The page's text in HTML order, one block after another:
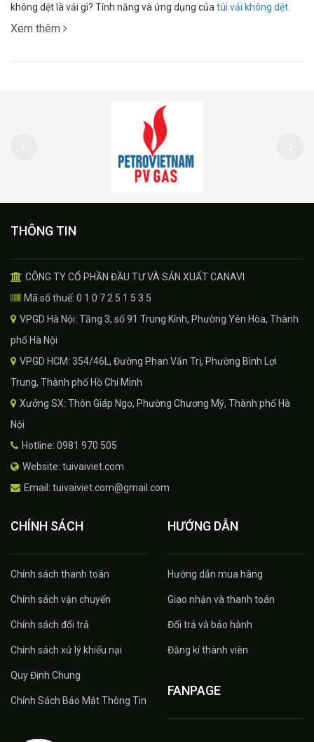
không dệt là vải gì? Tính năng và ứng dụng của túi vải không dệt
Xem thêm
THÔNG TIN
CÔNG TY CỔ PHẦN ĐẦU TƯ VÀ SẢN XUẤT CANAVI
Mã số thuế: 0 1 0 7 2 5 1 5 3 5
VPGD Hà Nội: Tầng 3, số 91 Trung Kính, Phường Yên Hòa, Thành
phố Hà Nội
VPGD HCM: 354/46L, Đường Phan Văn Trị, Phường Bình Lợi
Trung, Thành phố Hồ Chí Minh
Xưởng SX: Thôn Giáp Ngọ, Phường Chương Mỹ, Thành phố Hà
Nội
Hotline: 0981 970 505
Website: tuivaiviet.com
Email: tuivaiviet.com@gmail.com
CHÍNH SÁCH
Chính sách thanh toán
Chính sách vận chuyển
Chính sách đổi trả
Chính sách xử lý khiếu nại
Quy Định Chung
Chính Sách Bảo Mật Thông Tin
HƯỚNG DẪN
Hướng dẫn mua hàng
Giao nhận và thanh toán
Đổi trả và bảo hành
Đăng kí thành viên
FANPAGE